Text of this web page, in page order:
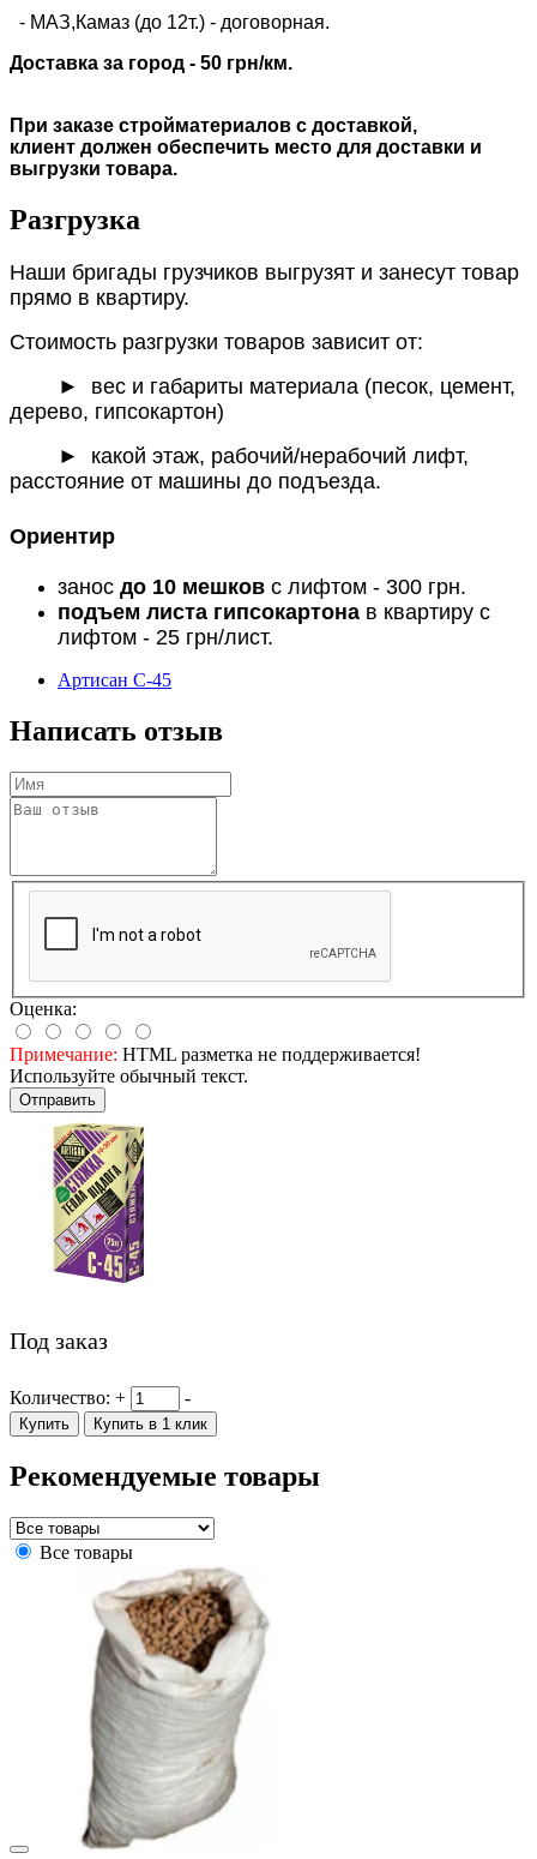
- МАЗ,Камаз (до 12т.) - договорная.
Доставка за город - 50 грн/км.
При заказе стройматериалов с доставкой,
клиент должен обеспечить место для доставки и
выгрузки товара.
Разгрузка
Наши бригады грузчиков выгрузят и занесут товар
прямо в квартиру.
Стоимость разгрузки товаров зависит от:
►
вес и габариты материала (песок, цемент,
дерево, гипсокартон)
► какой этаж, рабочий/нерабочий лифт,
расстояние от машины до подъезда.
Ориентир
занос до 10 мешков с лифтом - 300 грн.
подъем листа гипсокартона в квартиру с
лифтом - 25 грн/лист.
Артисан С-45
Написать отзыв
Оценка:
Примечание: HTML разметка не поддерживается!
Используйте обычный текст.
Отправить
Под заказ
Количество: + -
Купить Купить в 1 клик
Рекомендуемые товары
Все товары